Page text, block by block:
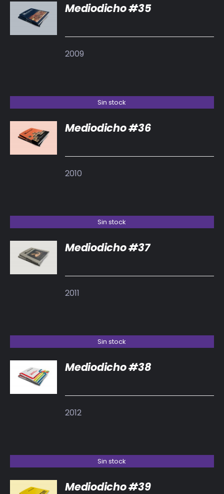
DETALLES
Mediodicho #35
2009
Sin stock
DETALLES
Mediodicho #36
2010
Sin stock
DETALLES
Mediodicho #37
2011
Sin stock
DETALLES
Mediodicho #38
2012
Sin stock
Mediodicho #39